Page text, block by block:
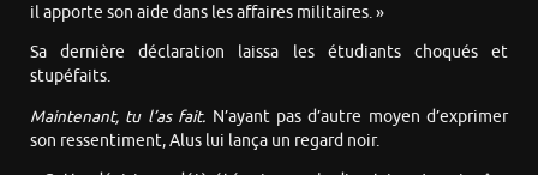
il apporte son aide dans les affaires militaires. »
Sa dernière déclaration laissa les étudiants choqués et
stupéfaits.
Maintenant, tu l’as fait. N’ayant pas d’autre moyen d’exprimer
son ressentiment, Alus lui lança un regard noir.